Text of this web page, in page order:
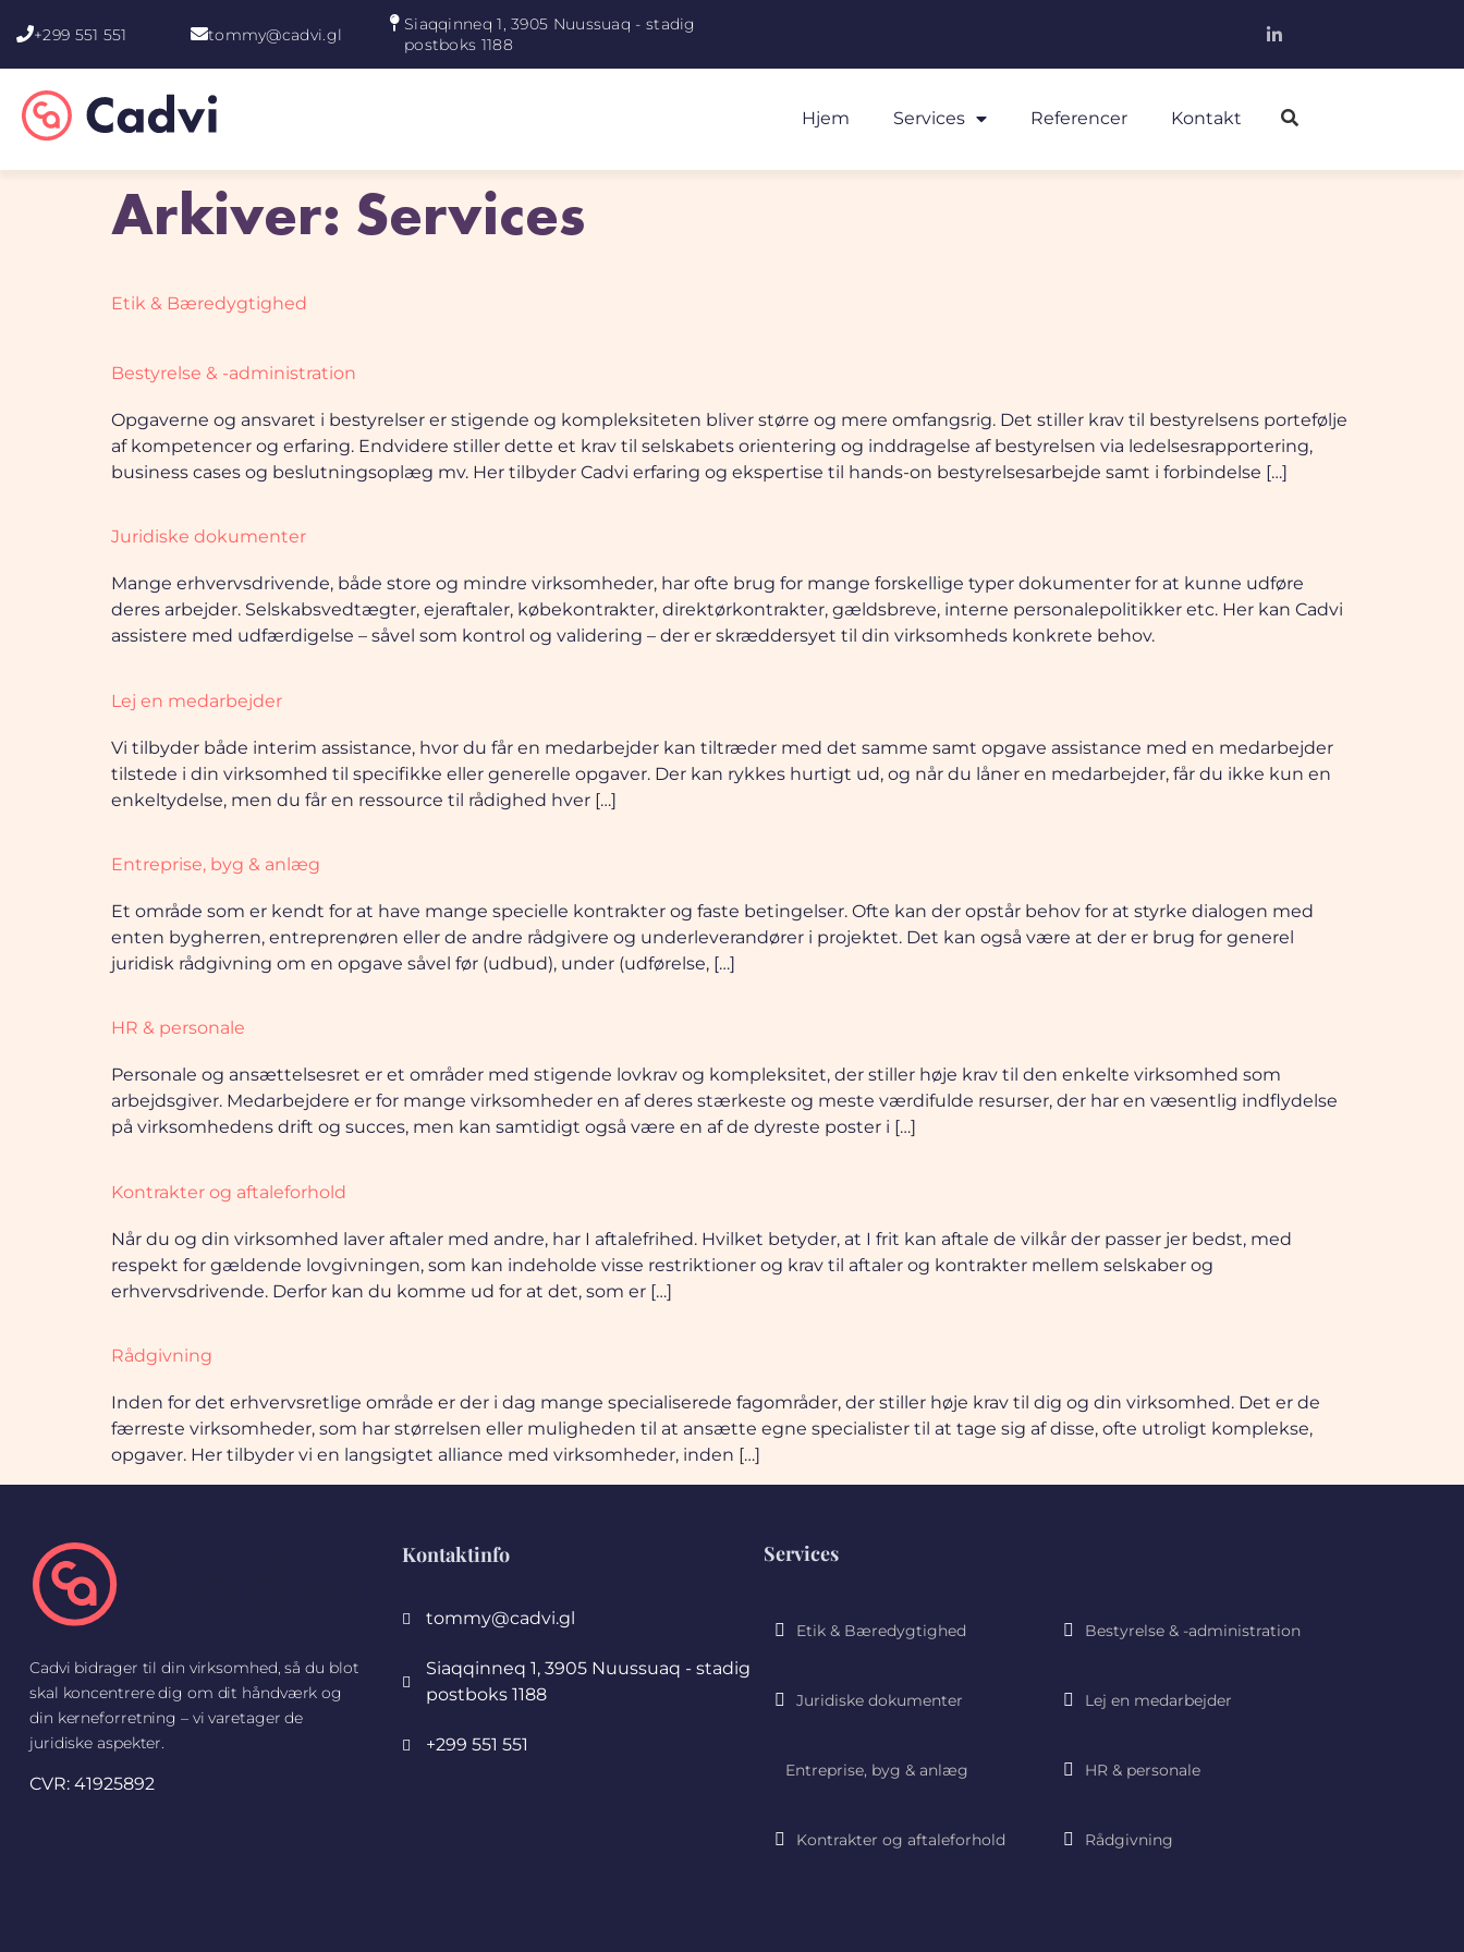
+299 551 551 tommy@cadvi.gl
Siaqqinneq 1, 3905 Nuussuaq - stadig
postboks 1188
Hjem Services Referencer Kontakt
Arkiver: Services
Etik & Bæredygtighed
Bestyrelse & -administration
Opgaverne og ansvaret i bestyrelser er stigende og kompleksiteten bliver større og mere omfangsrig. Det stiller krav til bestyrelsens portefølje
af kompetencer og erfaring. Endvidere stiller dette et krav til selskabets orientering og inddragelse af bestyrelsen via ledelsesrapportering,
business cases og beslutningsoplæg mv. Her tilbyder Cadvi erfaring og ekspertise til hands-on bestyrelsesarbejde samt i forbindelse […]
Juridiske dokumenter
Mange erhvervsdrivende, både store og mindre virksomheder, har ofte brug for mange forskellige typer dokumenter for at kunne udføre
deres arbejder. Selskabsvedtægter, ejeraftaler, købekontrakter, direktørkontrakter, gældsbreve, interne personalepolitikker etc. Her kan Cadvi
assistere med udfærdigelse – såvel som kontrol og validering – der er skræddersyet til din virksomheds konkrete behov.
Lej en medarbejder
Vi tilbyder både interim assistance, hvor du får en medarbejder kan tiltræder med det samme samt opgave assistance med en medarbejder
tilstede i din virksomhed til specifikke eller generelle opgaver. Der kan rykkes hurtigt ud, og når du låner en medarbejder, får du ikke kun en
enkeltydelse, men du får en ressource til rådighed hver […]
Entreprise, byg & anlæg
Et område som er kendt for at have mange specielle kontrakter og faste betingelser. Ofte kan der opstår behov for at styrke dialogen med
enten bygherren, entreprenøren eller de andre rådgivere og underleverandører i projektet. Det kan også være at der er brug for generel
juridisk rådgivning om en opgave såvel før (udbud), under (udførelse, […]
HR & personale
Personale og ansættelsesret er et områder med stigende lovkrav og kompleksitet, der stiller høje krav til den enkelte virksomhed som
arbejdsgiver. Medarbejdere er for mange virksomheder en af deres stærkeste og meste værdifulde resurser, der har en væsentlig indflydelse
på virksomhedens drift og succes, men kan samtidigt også være en af de dyreste poster i […]
Kontrakter og aftaleforhold
Når du og din virksomhed laver aftaler med andre, har I aftalefrihed. Hvilket betyder, at I frit kan aftale de vilkår der passer jer bedst, med
respekt for gældende lovgivningen, som kan indeholde visse restriktioner og krav til aftaler og kontrakter mellem selskaber og
erhvervsdrivende. Derfor kan du komme ud for at det, som er […]
Rådgivning
Inden for det erhvervsretlige område er der i dag mange specialiserede fagområder, der stiller høje krav til dig og din virksomhed. Det er de
færreste virksomheder, som har størrelsen eller muligheden til at ansætte egne specialister til at tage sig af disse, ofte utroligt komplekse,
opgaver. Her tilbyder vi en langsigtet alliance med virksomheder, inden […]
Cadvi bidrager til din virksomhed, så du blot
skal koncentrere dig om dit håndværk og
din kerneforretning – vi varetager de
juridiske aspekter.
CVR: 41925892
Kontaktinfo
tommy@cadvi.gl
Siaqqinneq 1, 3905 Nuussuaq - stadig
postboks 1188
+299 551 551
Services
Etik & Bæredygtighed Bestyrelse & -administration
Juridiske dokumenter Lej en medarbejder
Entreprise, byg & anlæg HR & personale
Kontrakter og aftaleforhold Rådgivning